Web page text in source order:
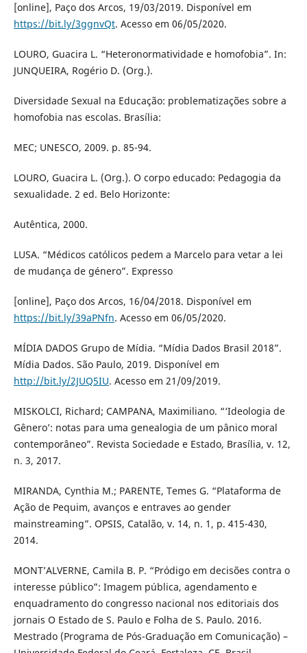
[online], Paço dos Arcos, 19/03/2019. Disponível em
https://bit.ly/3ggnvQt. Acesso em 06/05/2020.
LOURO, Guacira L. “Heteronormatividade e homofobia”. In:
JUNQUEIRA, Rogério D. (Org.).
Diversidade Sexual na Educação: problematizações sobre a
homofobia nas escolas. Brasília:
MEC; UNESCO, 2009. p. 85-94.
LOURO, Guacira L. (Org.). O corpo educado: Pedagogia da
sexualidade. 2 ed. Belo Horizonte:
Autêntica, 2000.
LUSA. “Médicos católicos pedem a Marcelo para vetar a lei
de mudança de género”. Expresso
[online], Paço dos Arcos, 16/04/2018. Disponível em
https://bit.ly/39aPNfn. Acesso em 06/05/2020.
MÍDIA DADOS Grupo de Mídia. “Mídia Dados Brasil 2018”.
Mídia Dados. São Paulo, 2019. Disponível em
http://bit.ly/2JUQ5IU. Acesso em 21/09/2019.
MISKOLCI, Richard; CAMPANA, Maximiliano. “‘Ideologia de
Gênero’: notas para uma genealogia de um pânico moral
contemporâneo”. Revista Sociedade e Estado, Brasília, v. 12,
n. 3, 2017.
MIRANDA, Cynthia M.; PARENTE, Temes G. “Plataforma de
Ação de Pequim, avanços e entraves ao gender
mainstreaming”. OPSIS, Catalão, v. 14, n. 1, p. 415-430,
2014.
MONT’ALVERNE, Camila B. P. “Pródigo em decisões contra o
interesse público”: Imagem pública, agendamento e
enquadramento do congresso nacional nos editoriais dos
jornais O Estado de S. Paulo e Folha de S. Paulo. 2016.
Mestrado (Programa de Pós-Graduação em Comunicação) –